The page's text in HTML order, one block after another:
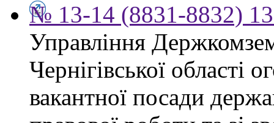
№ 13-14 (8831-8832)
Управління
Чернігівської області
вакантної посади